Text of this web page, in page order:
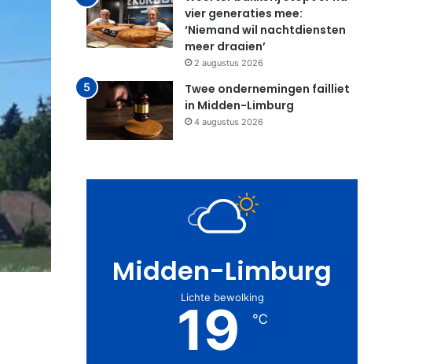
vier generaties mee:
‘Niemand wil nachtdiensten
meer draaien’
2 augustus 2026
Twee ondernemingen failliet
in Midden-Limburg
4 augustus 2026
Midden-Limburg
Lichte bewolking
19 ℃